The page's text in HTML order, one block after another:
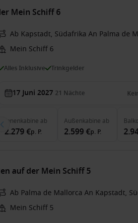
Mein Schiff 6
Ab Kapstadt, Südafrika An Palma de
Mein Schiff 6
Alles Inklusive Trinkgelder
17 Juni 2027 21 Nächte
Innenkabine ab
2.279 €p. P.
Außenkabine ab
2.599 €p. P.
auf der Mein Schiff 5
Ab Palma de Mallorca An Kapstadt,
Mein Schiff 5